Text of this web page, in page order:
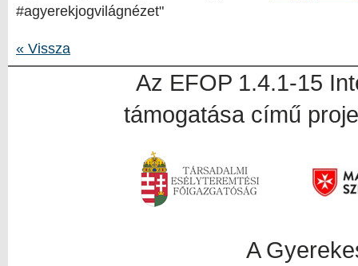
#agyerekjogvilágnézet"
« Vissza
Az EFOP 1.4.1-15
támogatása című
A Gyerekesély